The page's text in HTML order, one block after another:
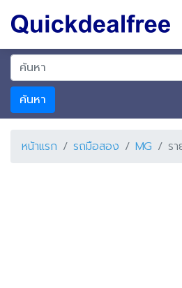
ค้นหา
หน้าแรก รถมือสอง MG ร